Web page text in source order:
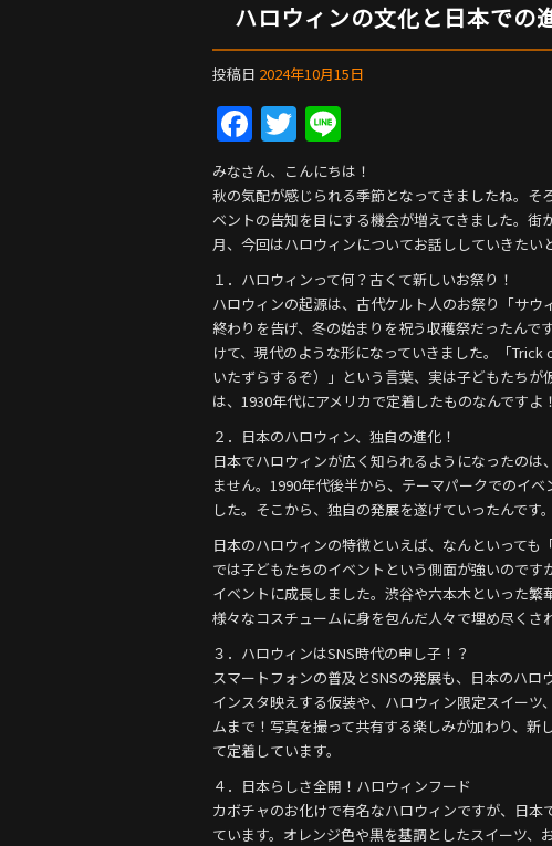
ハロウィンの文化と日本での
投稿日 2024年10月15日
F
a
c
e
b
o
o
k
T
w
itt
er
n
e
みなさん、こんにちは！
秋の気配が感じられる季節となってきましたね。そ
ベントの告知を目にする機会が増えてきました。街
月、今回はハロウィンについてお話ししていきたい
１．ハロウィンって何？古くて新しいお祭り！
ハロウィンの起源は、古代ケルト人のお祭り「サウ
終わりを告げ、冬の始まりを祝う収穫祭だったんで
けて、現代のような形になっていきました。「
いたずらするぞ）」という言葉、実は子どもたち
は、1930年代にアメリカで定着したものなんですよ！
２．日本のハロウィン、独自の進化！
日本でハロウィンが広く知られるようになったのは
ません。1990年代後半から、テーマパークでのイ
した。そこから、独自の発展を遂げていったんです。
日本のハロウィンの特徴といえば、なんといっても
では子どもたちのイベントという側面が強いので
イベントに成長しました。渋谷や六本木といった繁
様々なコスチュームに身を包んだ人々で埋め尽くされ
３．ハロウィンはSNS時代の申し子！？
スマートフォンの普及とSNSの発展も、日本のハロ
インスタ映えする仮装や、ハロウィン限定スイーツ
ムまで！写真を撮って共有する楽しみが加わり、新
て定着しています。
４．日本らしさ全開！ハロウィンフード
カボチャのお化けで有名なハロウィンですが、日本
ています。オレンジ色や黒を基調としたスイーツ、